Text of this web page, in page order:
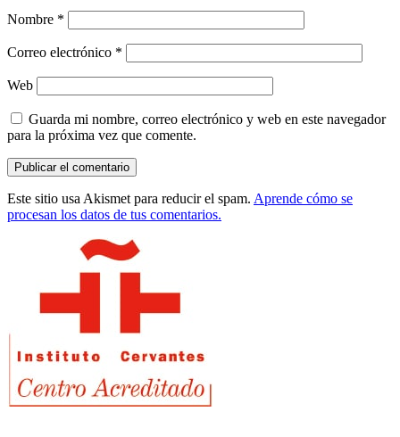
Nombre *
Correo electrónico *
Web
Guarda mi nombre, correo electrónico y web en este navegador
para la próxima vez que comente.
Este sitio usa Akismet para reducir el spam. Aprende cómo se
procesan los datos de tus comentarios.
principal